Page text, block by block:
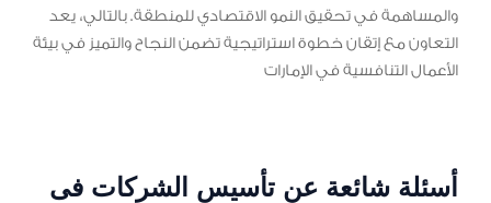
والمساهمة في تحقيق النمو الاقتصادي للمنطقة. بالتالي، يعد
التعاون مع إتقان خطوة استراتيجية تضمن النجاح والتميز في بيئة
الأعمال التنافسية في الإمارات
أسئلة شائعة عن تأسيس الشركات فى